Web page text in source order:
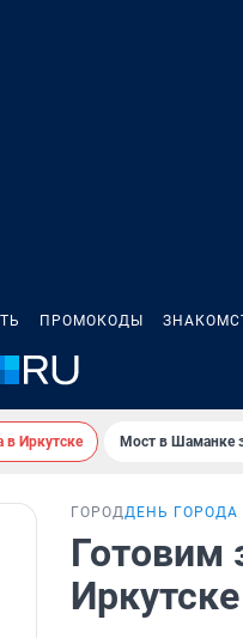
ПРОМОКОДЫ
в Иркутске Мост в Шаманке
ГОРОДДЕНЬ ГОРОДА
Готовим